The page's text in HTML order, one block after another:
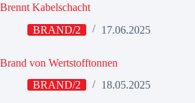
Brennt Kabelschacht
BRAND/2
17.06.2025
Brand von Wertstofftonnen
BRAND/2
18.05.2025